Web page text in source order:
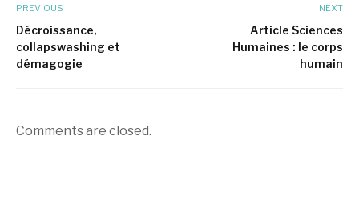
PREVIOUS
Décroissance,
collapswashing et
démagogie
NEXT
Article Sciences
Humaines : le corps
humain
Comments are closed.